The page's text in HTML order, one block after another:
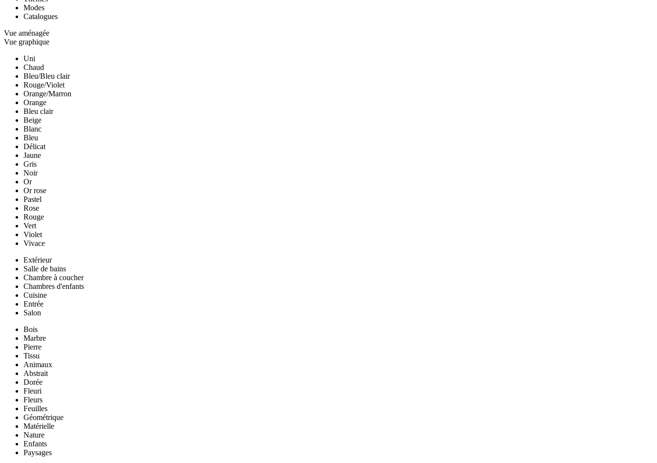
Modes
Catalogues
Vue aménagée
Vue graphique
Uni
Chaud
Bleu/Bleu clair
Rouge/Violet
Orange/Marron
Orange
Bleu clair
Beige
Blanc
Bleu
Délicat
Jaune
Gris
Noir
Or
Or rose
Pastel
Rose
Rouge
Vert
Violet
Vivace
Extérieur
Salle de bains
Chambre à coucher
Chambres d'enfants
Cuisine
Entrée
Salon
Bois
Marbre
Pierre
Tissu
Animaux
Abstrait
Dorée
Fleuri
Fleurs
Feuilles
Géométrique
Matérielle
Nature
Enfants
Paysages